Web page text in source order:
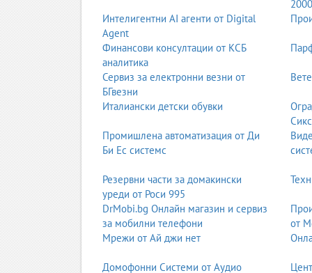
Когато имате яснота по тези въпроси, ще ви
фокусирани и полезни.
2. Основни силуети на булчинските рокли
Силуетът е формата на роклята – начинът, по
2.1. А-линия (A-line)
А-линията е един от най-популярните и
Подходяща за:
Предимства:прикрива ханша и бедрата,
Стил:класически, романтичен, изчистен
2.2. Принцеса (Ball Gown)
Това е роклята, която много момичета си
2000
Интелигентни AI агенти от Digital
Agent
Финансови консултации от КСБ
аналитика
Сервиз за електронни везни от
БГвезни
Италиански детски обувки
Сикс
Промишлена автоматизация от Ди
Би Ес системс
Резервни части за домакински
уреди от Роси 995
DrMobi.bg Онлайн магазин и сервиз
за мобилни телефони
от
Мрежи от Ай джи нет
Домофонни Системи от Аудио